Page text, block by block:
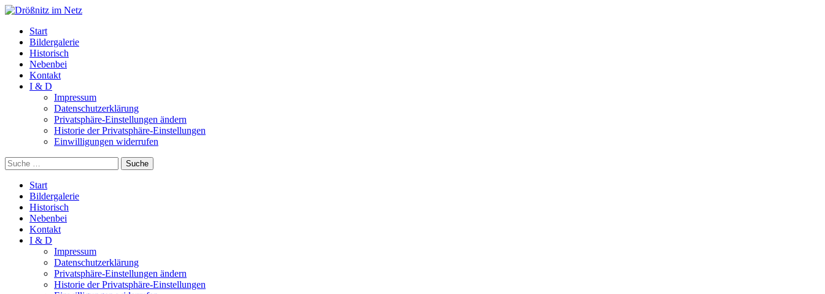
Start
Bildergalerie
Historisch
Nebenbei
Kontakt
I & D
Impressum
Datenschutzerklärung
Privatsphäre-Einstellungen ändern
Historie der Privatsphäre-Einstellungen
Einwilligungen widerrufen
Suche
Start
Bildergalerie
Historisch
Nebenbei
Kontakt
I & D
Impressum
Datenschutzerklärung
Privatsphäre-Einstellungen ändern
Historie der Privatsphäre-Einstellungen